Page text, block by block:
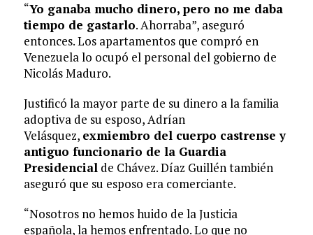
“Yo ganaba mucho dinero, pero no me daba
tiempo de gastarlo. Ahorraba”, aseguró
entonces. Los apartamentos que compró en
Venezuela lo ocupó el personal del gobierno de
Nicolás Maduro.
Justificó la mayor parte de su dinero a la familia
adoptiva de su esposo, Adrían
Velásquez, exmiembro del cuerpo castrense y
antiguo funcionario de la Guardia
Presidencialde Chávez. Díaz Guillén también
aseguró que su esposo era comerciante.
“Nosotros no hemos huido de la Justicia
española, la hemos enfrentado. Lo que no